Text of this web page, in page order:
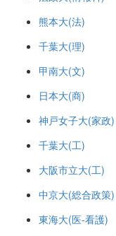
熊本大(法)
千葉大(理)
甲南大(文)
日本大(商)
神戸女子大(家政)
千葉大(工)
大阪市立大(工)
中京大(総合政策)
東海大(医-看護)